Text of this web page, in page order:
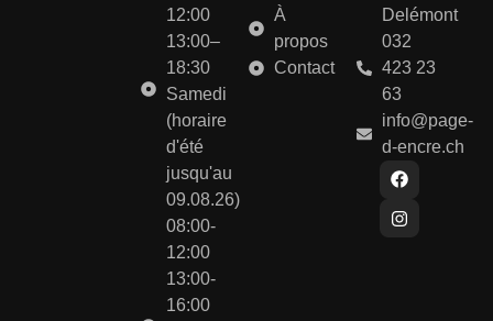
12:00
13:00–
18:30
Samedi
(horaire
d'été
jusqu'au
09.08.26)
08:00-
12:00
13:00-
16:00
À
propos
Contact
Delémont
032
423 23
63
info@page-
d-encre.ch